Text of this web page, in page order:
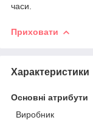
часи.
Приховати
Характеристики
Основні атрибути
Виробник